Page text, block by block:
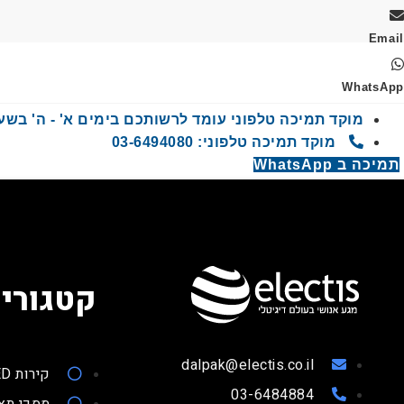
Email
WhatsApp
מוקד תמיכה טלפוני עומד לרשותכם בימים א' - ה' בשעות 9:00 -
מוקד תמיכה טלפוני: 03-6494080
תמיכה ב WhatsApp
dalpak@electis.co.il
03-6484884
קירות LED